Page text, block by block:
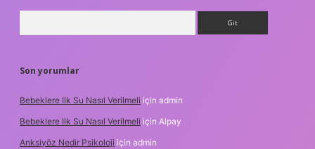
Son yorumlar
Bebeklere Ilk Su Nasıl Verilmeli için admin
Bebeklere Ilk Su Nasıl Verilmeli için Alpay
Anksiyöz Nedir Psikoloji için admin